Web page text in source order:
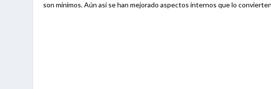
son mínimos. Aún así se han mejorado aspectos internos que lo